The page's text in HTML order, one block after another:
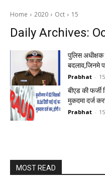
Home 2020 Oct 15
Daily Archives:
पुलिस अधीक्षक
बदलाव,जिनमे
Prabhat -
बीएड की फर्जी
मुकदमा दर्ज
Prabhat -
MOST READ